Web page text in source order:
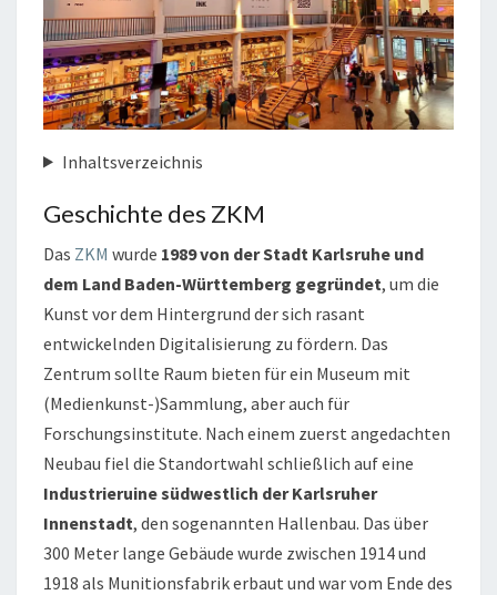
Inhaltsverzeichnis
Geschichte des ZKM
Das ZKM wurde 1989 von der Stadt Karlsruhe und
dem Land Baden-Württemberg gegründet, um die
Kunst vor dem Hintergrund der sich rasant
entwickelnden Digitalisierung zu fördern. Das
Zentrum sollte Raum bieten für ein Museum mit
(Medienkunst-)Sammlung, aber auch für
Forschungsinstitute. Nach einem zuerst angedachten
Neubau fiel die Standortwahl schließlich auf eine
Industrieruine südwestlich der Karlsruher
Innenstadt, den sogenannten Hallenbau. Das über
300 Meter lange Gebäude wurde zwischen 1914 und
1918 als Munitionsfabrik erbaut und war vom Ende des